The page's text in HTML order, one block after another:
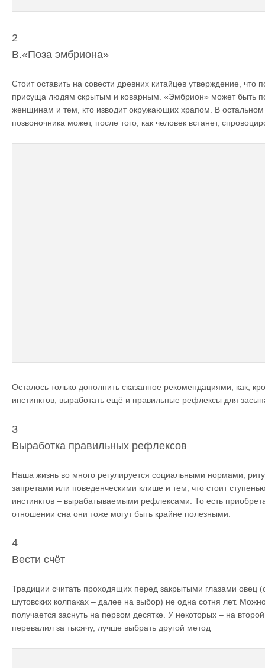
2
B.«Поза эмбриона»
Стоит оставить на совести древних китайцев утверждение, что
присуща людям скрытым и коварным. «Эмбрион» может быть
женщинам и тем, кто изводит окружающих храпом. В остальном
позвоночника может, после того, как человек встанет,
Осталось только дополнить сказанное рекомендациями, как,
инстинктов, выработать ещё и правильные рефлексы для
3
Выработка правильных рефлексов
Наша жизнь во много регулируется социальными нормами,
запретами или поведенческими клише и тем, что стоит
инстинктов – вырабатываемыми рефлексами. То есть
отношении сна они тоже могут быть крайне полезными.
4
Вести счёт
Традиции считать проходящих перед закрытыми глазами овец
шутовских колпаках – далее на выбор) не одна сотня лет.
получается заснуть на первом десятке. У некоторых – на
перевалил за тысячу, лучше выбрать другой метод